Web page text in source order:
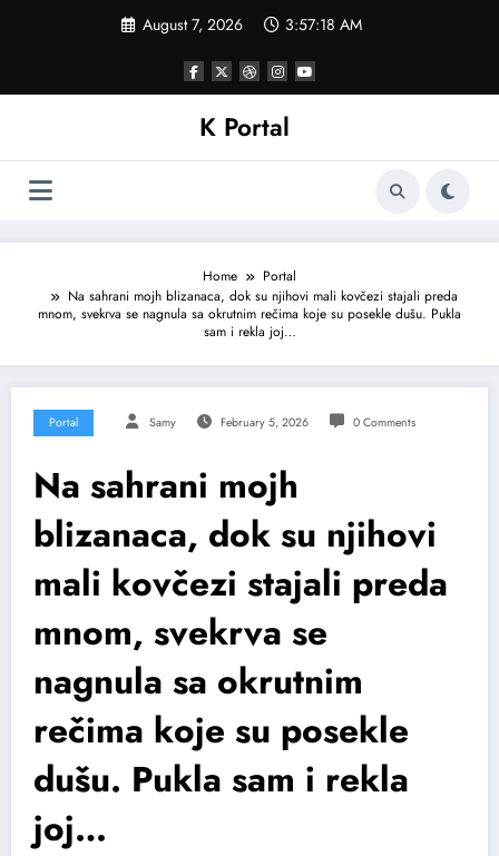
August 7, 2026 3:57:20 AM
K Portal
Home
Portal
Na sahrani mojh blizanaca, dok su njihovi mali kovčezi stajali preda
mnom, svekrva se nagnula sa okrutnim rečima koje su posekle dušu. Pukla
sam i rekla joj…
Portal Samy February 5, 2026 0 Comments
Na sahrani mojh
blizanaca, dok su njihovi
mali kovčezi stajali preda
mnom, svekrva se
nagnula sa okrutnim
rečima koje su posekle
dušu. Pukla sam i rekla
joj…